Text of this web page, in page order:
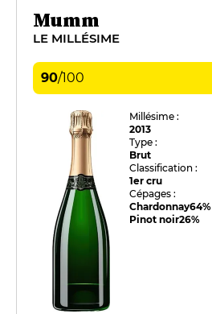
Mumm
LE MILLÉSIME
90/100
Millésime :
2013
Type :
Brut
Classification :
1er cru
Cépages :
Chardonnay64%
Pinot noir26%